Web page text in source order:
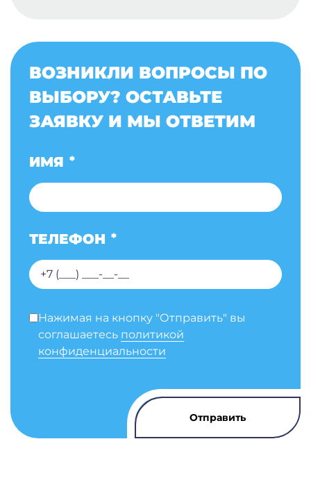
ВОЗНИКЛИ ВОПРОСЫ ПО
ВЫБОРУ? ОСТАВЬТЕ
ЗАЯВКУ И МЫ ОТВЕТИМ
ИМЯ *
ТЕЛЕФОН *
Нажимая на кнопку "Отправить" вы
соглашаетесь политикой
конфиденциальности